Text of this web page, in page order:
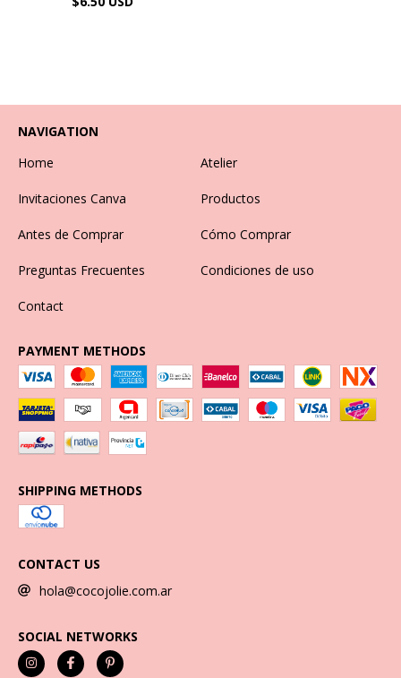
NAVIGATION
Home
Atelier
Invitaciones Canva Productos
Antes de Comprar Cómo Comprar
Preguntas Frecuentes Condiciones de uso
Contact
PAYMENT METHODS
SHIPPING METHODS
CONTACT US
hola@cocojolie.com.ar
SOCIAL NETWORKS